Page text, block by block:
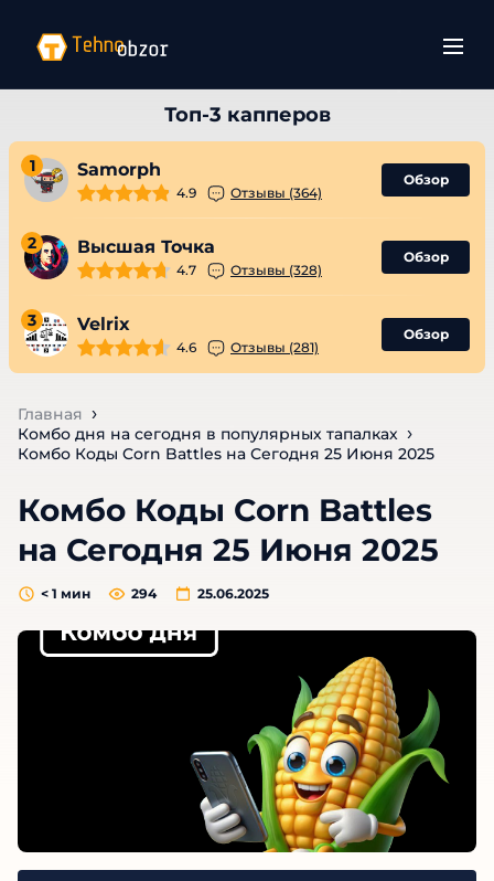
1 Samorph
4.9 Отзывы (364)
Обзор
2 Высшая Точка
4.7 Отзывы (328)
Обзор
3 Velrix
4.6 Отзывы (281)
Обзор
Главная
Комбо дня на сегодня в популярных тапалках
Комбо Коды Corn Battles на Сегодня 25 Июня 2025
Комбо Коды Corn Battles
на Сегодня 25 Июня 2025
25.06.2025
< 1 мин 294